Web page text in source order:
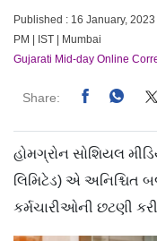
Published : 16 January,
PM | IST | Mumbai
Gujarati Mid-day Online
Share:
હોમગ્રોન સોશિયલ
લિમિટેડ) એ અનિશ્ચિત
કર્મચારીઓની છટણી